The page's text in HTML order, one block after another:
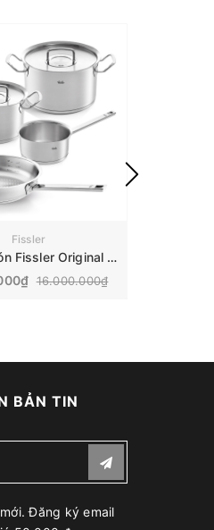
Fissler
Bộ nồi 4 món Fissler Original Profi Collection vung thép, chảo 24 cm Made in Germany | 084.378.04.000
16.000.000₫
BẢN TIN
Đăng ký email